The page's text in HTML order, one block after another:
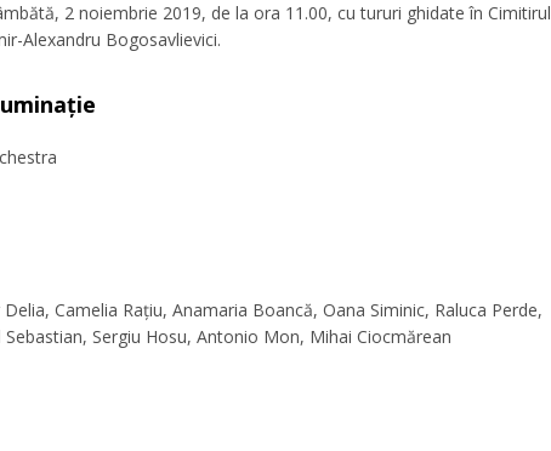
2 noiembrie 2019, de la ora 11.00, cu tururi ghidate în Cimitirul
Alexandru Bogosavlievici.
Camelia Rațiu, Anamaria Boancă, Oana Siminic, Raluca Perde,
Sergiu Hosu, Antonio Mon, Mihai Ciocmărean